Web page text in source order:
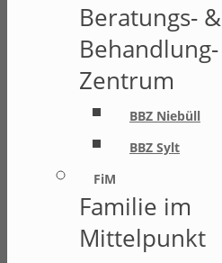
Beratungs- &
Behandlung-
Zentrum
BBZ Niebüll
BBZ Sylt
FiM
Familie im
Mittelpunkt